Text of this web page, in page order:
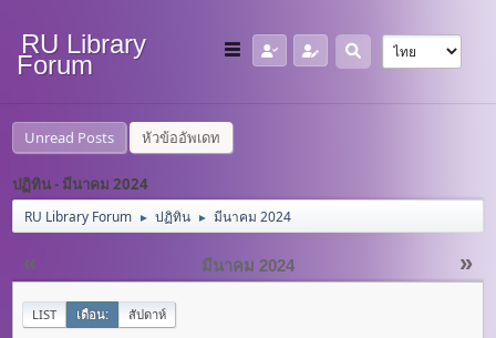
RU Library
Forum
Unread Posts หัวข้ออัพเดท
ปฏิทิน - มีนาคม 2024
RU Library Forum ► ปฏิทิน ► มีนาคม 2024
« »
มีนาคม 2024
LIST เดือน: สัปดาห์